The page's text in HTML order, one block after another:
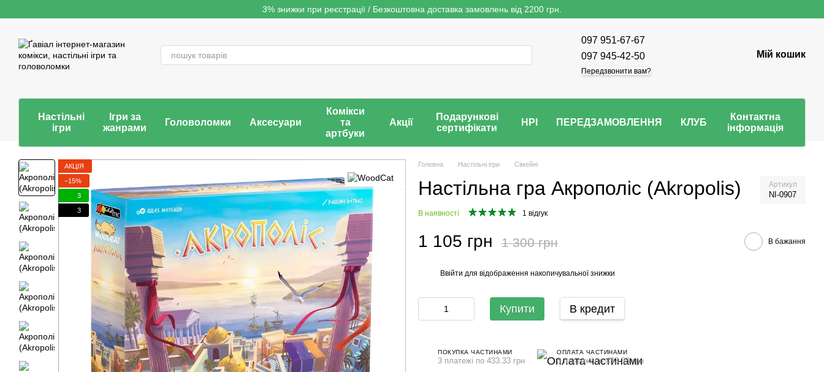
3% знижки при реєстрації / Безкоштовна доставка замовлень від 2200 грн.
097 951-67-67
097 945-42-50
Передзвонити вам?
Мій кошик
Настільні
ігри
Ігри за
жанрами
Головоломки Аксесуари
Комікси
та
артбуки
Акції
Подарункові
сертифікати
НРІ ПЕРЕДЗАМОВЛЕННЯ КЛУБ
Контактна
інформація
АКЦІЯ
−15%
3
3
Головна Настільні ігри Сімейні
Настільна гра Акрополіс (Akropolis) Артикул
NI-0907
В наявності 1 відгук
1 105 грн 1 300 грн В бажання
Ввійти для відображення накопичувальної знижки
Купити В кредит
ПОКУПКА ЧАСТИНАМИ
3 платежі по 433.33 грн
ОПЛАТА ЧАСТИНАМИ
3 платежі по 433.33 грн